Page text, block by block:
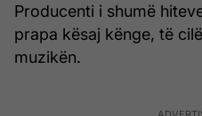
Producenti i shumë
prapa kësaj kënge, të
muzikën.